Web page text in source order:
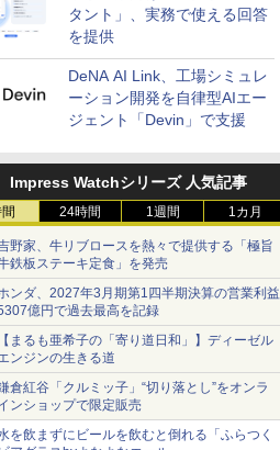
タント」、実務で使える回答
を提供
DeNA AI Link、工場シミュレ
ーション開発を自律型AIエー
ジェント「Devin」で支援
Impress Watchシリーズ 人気記事
24時間 1週間 1カ月
野家、牛リブロースを熱々で提供する「極旨
鉄板ステーキ定食」を発売
ンダ、2027年3月期第1四半期決算の営業利益
億円で過去最高を記録
まるも亜希子の「寄り道日和」】ディーゼル
ンジンの生きる道
倉紅谷「クルミッ子」“切り落とし”をオンラ
ンショップで限定販売
を飲まずにビールを飲むと倒れる「ふらつく